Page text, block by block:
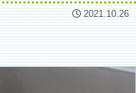
2021.10.26